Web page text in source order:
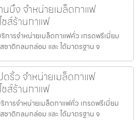
บึง จำหน่ายเมล็ดกาแฟ
ส์ร้านกาแฟ
การจำหน่ายเมล็ดกาแฟคั่ว เกรดพรีเมี่ยม
าติกลมกล่อม และ ได้มาตรฐาน จ
ริ้ว จำหน่ายเมล็ดกาแฟ
ส์ร้านกาแฟ
การจำหน่ายเมล็ดกาแฟคั่ว เกรดพรีเมี่ยม
าติกลมกล่อม และ ได้มาตรฐาน จ